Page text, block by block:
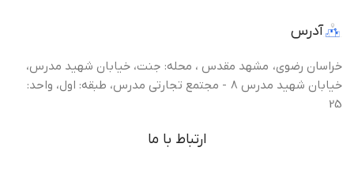
آدرس
خراسان رضوی، مشهد مقدس ، محله: جنت، خیابان شهید مدرس،
خیابان شهید مدرس 8 - مجتمع تجارتی مدرس، طبقه: اول، واحد:
25
ارتباط با ما